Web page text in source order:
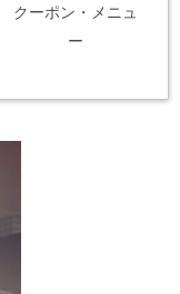
クーポン・メニュ
ー